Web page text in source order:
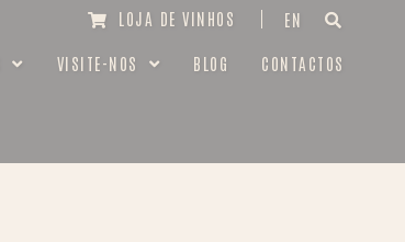
LOJA DE VINHOS EN
VISITE-NOS BLOG CONTACTOS